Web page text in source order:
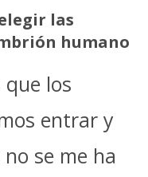
las
humano
los
entrar y
se me ha